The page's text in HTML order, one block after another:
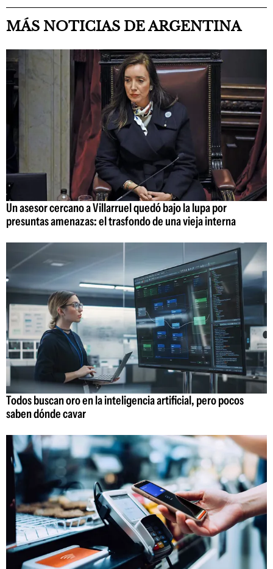
MÁS NOTICIAS DE ARGENTINA
Un asesor cercano a Villarruel quedó bajo la lupa por
presuntas amenazas: el trasfondo de una vieja interna
Todos buscan oro en la inteligencia artificial, pero pocos
saben dónde cavar